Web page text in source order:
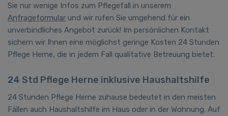
Sie nur wenige Infos zum Pflegefall in unserem
Anfrageformular und wir rufen Sie umgehend für ein
unverbindliches Angebot zurück! Im persönlichen Kontakt
sichern wir Ihnen eine möglichst geringe Kosten 24 Stunden
Pflege Herne, die in jedem Fall qualitative Betreuung bietet.
24 Std Pflege Herne inklusive Haushaltshilfe
24 Stunden Pflege Herne zuhause bedeutet in den meisten
Fällen auch Haushaltshilfe im Haus oder in der Wohnung. Auf